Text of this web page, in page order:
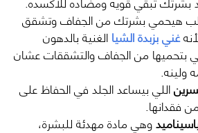
هيحمي بشرتك من الجفاف وتشقق
غني بزبدة الشياالغنية بالدهون
بتحميها من الجفاف والتشققات عشان
ولينه.
اللي بيساعد الجلد في الحفاظ على
فقدانها.
وهي مادة مهدئة للبشرة،